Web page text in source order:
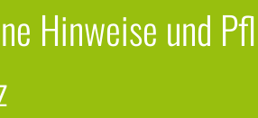
Hinweise und